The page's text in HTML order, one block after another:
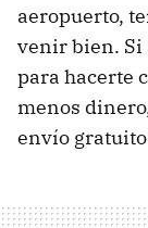
aeropuerto,
venir bien. Si
para hacerte
menos
envío